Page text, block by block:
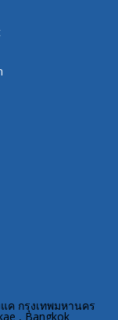
ค กรุงเทพมหานคร
, Bangkok